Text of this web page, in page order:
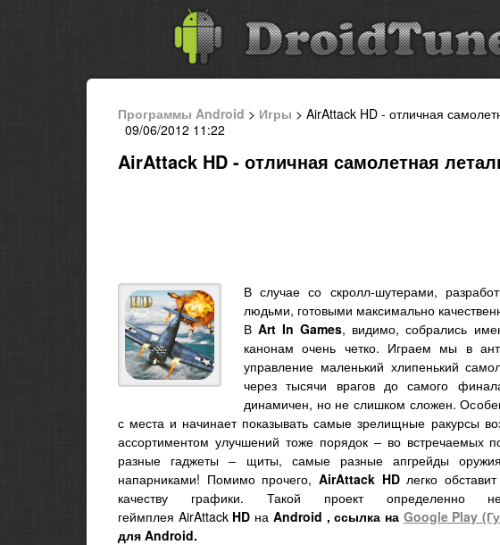
Программы Android > Игры > AirAttack HD - отличная
09/06/2012 11:22
AirAttack HD - отличная самолетная
В случае со скролл-шутерами,
людьми, готовыми максимально
ВArt In Games, видимо, собрались
канонам очень четко. Играем мы в
управление маленький хлипенький
через тысячи врагов до самого
динамичен, но не слишком сложен.
с места и начинает показывать самые зрелищные ракурсы
ассортиментом улучшений тоже порядок – во встречаемых
разные гаджеты – щиты, самые разные апгрейды
напарниками! Помимо прочего,AirAttack HDлегко
качеству графики. Такой проект определенно
геймплея AirAttack HD на Android , ссылка на Google Play
для Android.